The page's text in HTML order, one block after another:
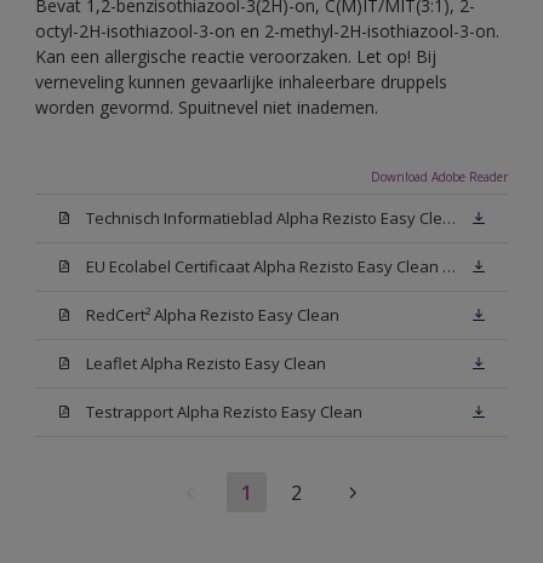
Bevat 1,2-benzisothiazool-3(2H)-on, C(M)IT/MIT(3:1), 2-
octyl-2H-isothiazool-3-on en 2-methyl-2H-isothiazool-3-on.
Kan een allergische reactie veroorzaken. Let op! Bij
verneveling kunnen gevaarlijke inhaleerbare druppels
worden gevormd. Spuitnevel niet inademen.
Download Adobe Reader
Technisch Informatieblad Alpha Rezisto Easy Clean (PDF)
EU Ecolabel Certificaat Alpha Rezisto Easy Clean Mat
RedCert² Alpha Rezisto Easy Clean
Leaflet Alpha Rezisto Easy Clean
Testrapport Alpha Rezisto Easy Clean
1 2